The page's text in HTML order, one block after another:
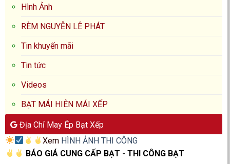
Hình Ảnh
RÈM NGUYỄN LÊ PHÁT
Tin khuyến mãi
Tin tức
Videos
BẠT MÁI HIÊN MÁI XẾP
Địa Chỉ May Ép Bạt Xếp
Xem HÌNH ẢNH THI CÔNG
BÁO GIÁ CUNG CẤP BẠT - THI CÔNG BẠT